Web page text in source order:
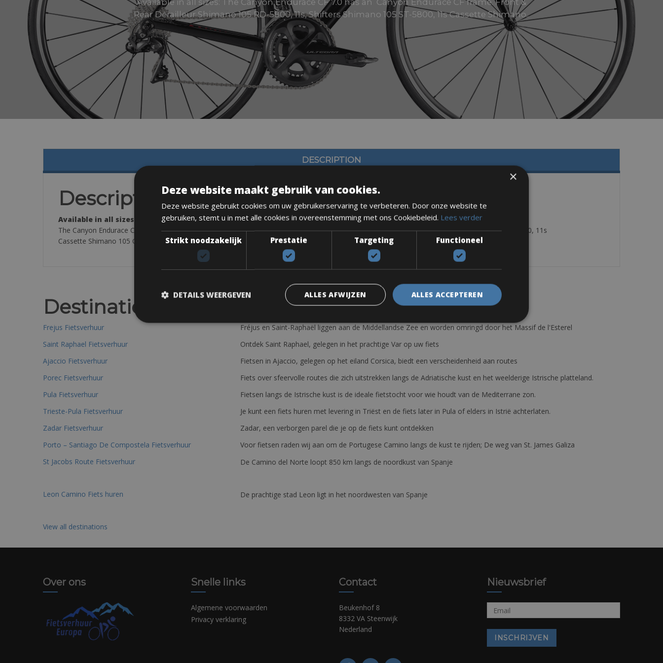
Available in all sizes: The Canyon Endurace CF 7.0 has an Canyon Endurace CF frame. Front &
Rear Derailleur Shimano 105 RD-5800, 11s, Shifters Shimano 105 ST-5800, 11s Cassette Shimano..
DESCRIPTION
Description
Available in all sizes:
The Canyon Endurace CF 7.0 has an Canyon Endurace CF frame. Front & Rear Derailleur Shimano 105 RD-5800, 11s, Shifters Shimano 105 ST-5800, 11s
Cassette Shimano 105 CS-5800, 11s 11-32. The rental bike includes: helmet, saddlebag with tire levers, spare tube, mini allen wrench and pump.
Destinations
Frejus Fietsverhuur
Fréjus en Saint-Raphaël liggen aan de Middellandse Zee en worden omringd door het Massif de l'Esterel
Saint Raphael Fietsverhuur
Ontdek Saint Raphael, gelegen in het prachtige Var op uw fiets
Ajaccio Fietsverhuur
Fietsen in Ajaccio, gelegen op het eiland Corsica, biedt een verscheidenheid aan routes
Porec Fietsverhuur
Fiets over sfeervolle routes die zich uitstrekken langs de Adriatische kust en het weelderige Istrische platteland.
Pula Fietsverhuur
Fietsen langs de Istrische kust is de ideale fietstocht voor wie houdt van de Mediterrane zon.
Trieste-Pula Fietsverhuur
Je kunt een fiets huren met levering in Triëst en de fiets later in Pula of elders in Istrië achterlaten.
Zadar Fietsverhuur
Zadar, een verborgen parel die je op de fiets kunt ontdekken
Porto – Santiago De Compostela Fietsverhuur
Voor fietsen raden wij aan om de Portugese Camino langs de kust te rijden; De weg van St. James Galiza
St Jacobs Route Fietsverhuur
De Camino del Norte loopt 850 km langs de noordkust van Spanje
Leon Camino Fiets huren De prachtige stad Leon ligt in het noordwesten van Spanje
View all destinations
Over ons Snelle links
Algemene voorwaarden
Privacy verklaring
Contact
Beukenhof 8
8332 VA Steenwijk
Nederland
Nieuwsbrief
×
Deze website maakt gebruik van cookies.
Deze website gebruikt cookies om uw gebruikerservaring te verbeteren. Door onze website te
gebruiken, stemt u in met alle cookies in overeenstemming met ons Cookiebeleid. Lees verder
Strikt noodzakelijk Prestatie Targeting Functioneel
ALLES ACCEPTEREN
ALLES AFWIJZEN
DETAILS WEERGEVEN